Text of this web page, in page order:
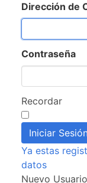
Dirección de
Contraseña
Recordar
Ya estas
datos
Nuevo Usuario